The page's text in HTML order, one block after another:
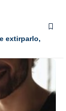
extirparlo,